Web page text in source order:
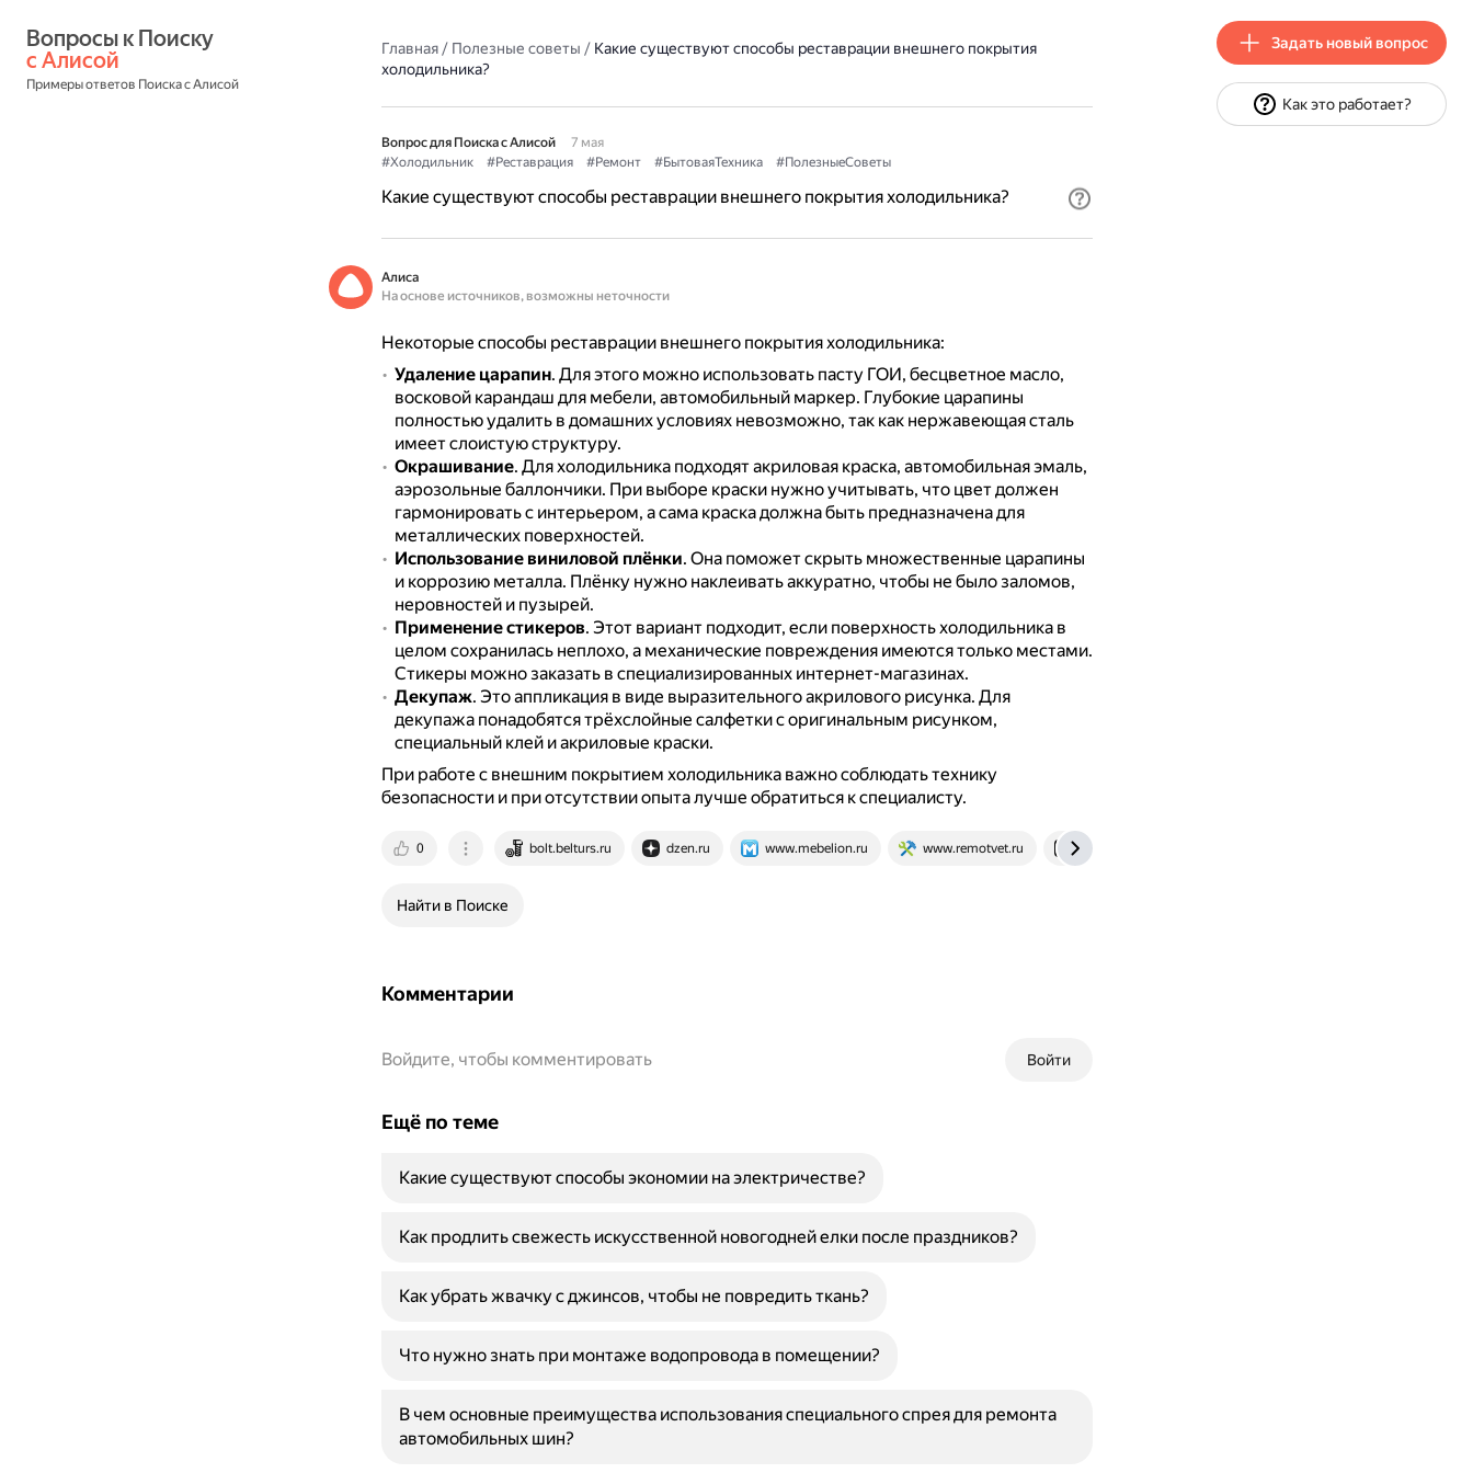
с Алисой
Примеры ответов Поиска с Алисой
Главная/ Полезные советы / Какие существуют способы реставрации внешнего покрытия
холодильника?
Вопрос для Поиска с Алисой
7 мая
#Холодильник
#Реставрация #Ремонт #БытоваяТехника #ПолезныеСоветы
Какие существуют способы реставрации внешнего покрытия холодильника?
Алиса
На основе источников, возможны неточности
Некоторые способы реставрации внешнего покрытия холодильника:
Удаление царапин. Для этого можно использовать пасту ГОИ, бесцветное масло,
восковой карандаш для мебели, автомобильный маркер. Глубокие царапины
полностью удалить в домашних условиях невозможно, так как нержавеющая сталь
имеет слоистую структуру.
Окрашивание. Для холодильника подходят акриловая краска, автомобильная эмаль,
аэрозольные баллончики. При выборе краски нужно учитывать, что цвет должен
гармонировать с интерьером, а сама краска должна быть предназначена для
металлических поверхностей.
Использование виниловой плёнки. Она поможет скрыть множественные царапины
и коррозию металла. Плёнку нужно наклеивать аккуратно, чтобы не было заломов,
неровностей и пузырей.
Применение стикеров. Этот вариант подходит, если поверхность холодильника в
целом сохранилась неплохо, а механические повреждения имеются только местами.
Стикеры можно заказать в специализированных интернет-магазинах.
Декупаж. Это аппликация в виде выразительного акрилового рисунка. Для
декупажа понадобятся трёхслойные салфетки с оригинальным рисунком,
специальный клей и акриловые краски.
При работе с внешним покрытием холодильника важно соблюдать технику
безопасности и при отсутствии опыта лучше обратиться к специалисту.
0 bolt.belturs.ru dzen.ru www.mebelion.ru www.remotvet.ru www.techinsider.ru
Найти в Поиске
Комментарии
Войти
Войдите, чтобы комментировать
Ещё по теме
Какие существуют способы экономии на электричестве?
Как продлить свежесть искусственной новогодней елки после праздников?
Как убрать жвачку с джинсов, чтобы не повредить ткань?
Что нужно знать при монтаже водопровода в помещении?
В чем основные преимущества использования специального спрея для ремонта
автомобильных шин?
Задать новый вопрос
Как это работает?